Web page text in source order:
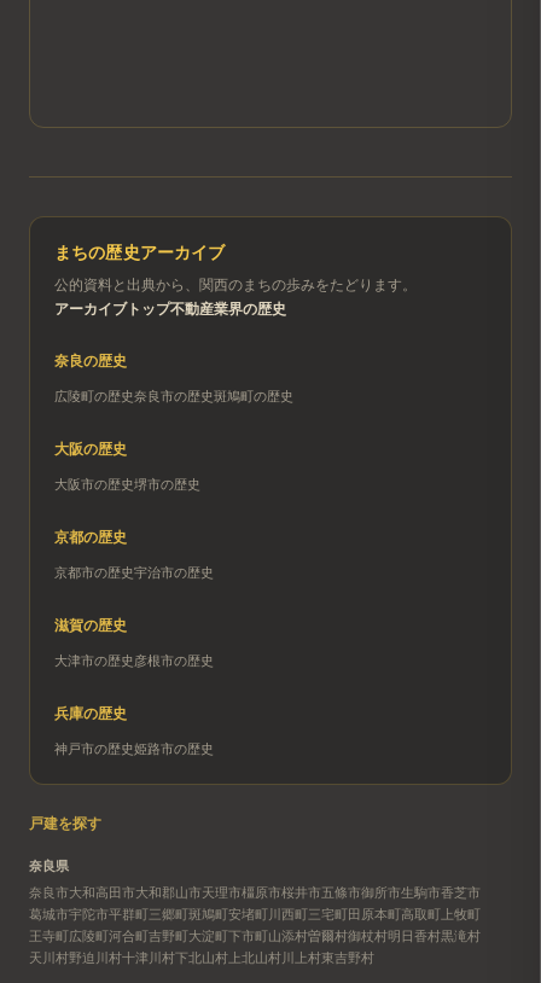
まちの歴史アーカイブ
公的資料と出典から、関西のまちの歩みをたどります。
アーカイブトップ不動産業界の歴史
奈良の歴史
広陵町の歴史奈良市の歴史斑鳩町の歴史
大阪の歴史
大阪市の歴史堺市の歴史
京都の歴史
京都市の歴史宇治市の歴史
滋賀の歴史
大津市の歴史 彦根市の歴史
兵庫の歴史
神戸市の歴史姫路市の歴史
戸建を探す
奈良県
奈良市大和高田市大和郡山市天理市橿原市桜井市五條市御所市生駒市香芝市
葛城市宇陀市平群町三郷町斑鳩町安堵町川西町三宅町田原本町高取町 上牧町
王寺町広陵町河合町吉野町大淀町下市町山添村曽爾村御杖村明日香村黒滝村
天川村野迫川村十津川村下北山村 上北山村川上村東吉野村